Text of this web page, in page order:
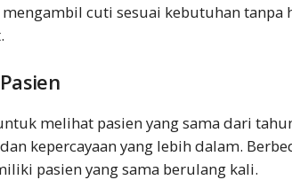
cuti sesuai kebutuhan tanpa
melihat pasien yang sama dari
kepercayaan yang lebih dalam.
pasien yang sama berulang kali.